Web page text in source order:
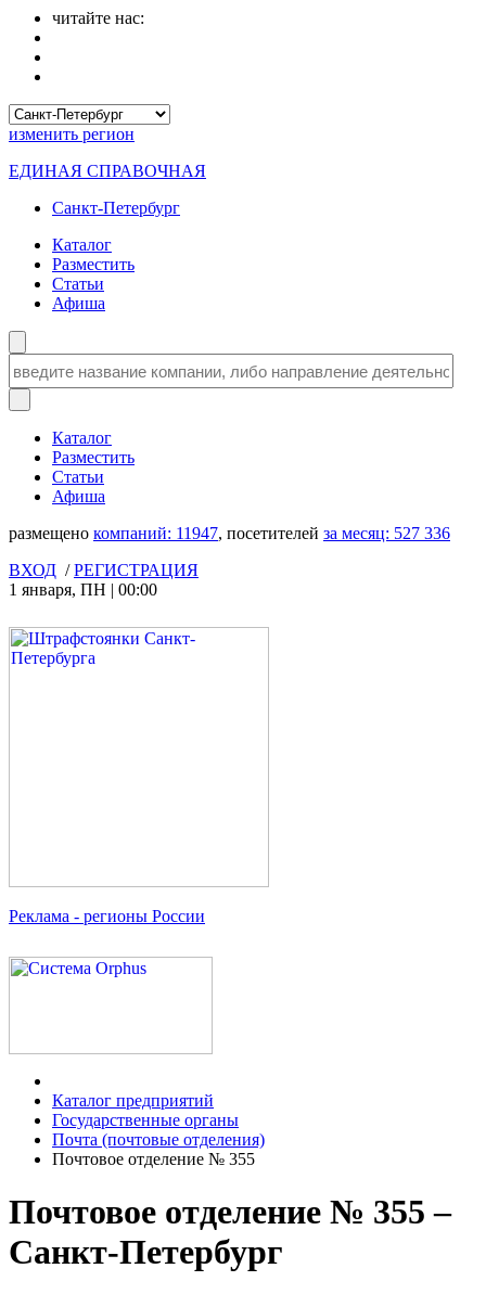
читайте нас:
изменить регион
ЕДИНАЯ СПРАВОЧНАЯ
Санкт-Петербург
Каталог
Разместить
Статьи
Афиша
Каталог
Разместить
Статьи
Афиша
размещено компаний: 11947, посетителей за месяц: 527 336
ВХОД /РЕГИСТРАЦИЯ
1 января, ПН | 00:00
Реклама - регионы России
Каталог предприятий
Государственные органы
Почта (почтовые отделения)
Почтовое отделение № 355
Почтовое отделение № 355 –
Санкт-Петербург